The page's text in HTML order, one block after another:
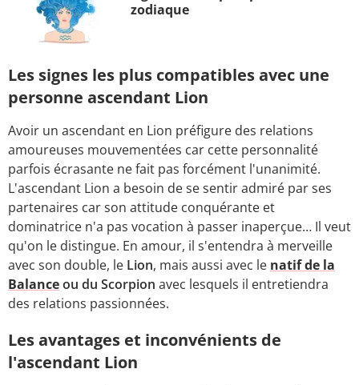
zodiaque
Les signes les plus compatibles avec une
personne ascendant Lion
Avoir un ascendant en Lion préfigure des relations
amoureuses mouvementées car cette personnalité
parfois écrasante ne fait pas forcément l'unanimité.
L'ascendant Lion a besoin de se sentir admiré par ses
partenaires car son attitude conquérante et
dominatrice n'a pas vocation à passer inaperçue… Il veut
qu'on le distingue. En amour, il s'entendra à merveille
avec son double, le Lion, mais aussi avec le natif de la
Balanceou du Scorpion avec lesquels il entretiendra
des relations passionnées.
Les avantages et inconvénients de
l'ascendant Lion